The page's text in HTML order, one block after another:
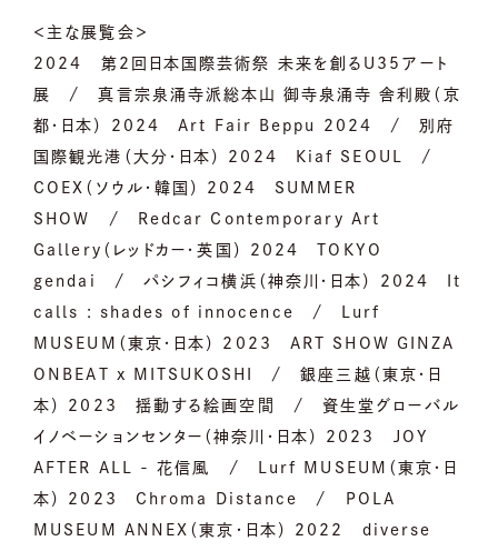
＜主な展覧会＞
2024 第2回日本国際芸術祭 未来を創るU35アート
展 / 真言宗泉涌寺派総本山 御寺泉涌寺 舎利殿（京
都・日本） 2024 Art Fair Beppu 2024 / 別府
国際観光港（大分・日本） 2024 Kiaf SEOUL /
COEX（ソウル・韓国） 2024 SUMMER
SHOW / Redcar Contemporary Art
Gallery（レッドカー・英国） 2024 TOKYO
gendai / パシフィコ横浜（神奈川・日本） 2024 It
calls : shades of innocence / Lurf
MUSEUM（東京・日本） 2023 ART SHOW GINZA
ONBEAT x MITSUKOSHI / 銀座三越（東京・日
本） 2023 揺動する絵画空間 / 資生堂グローバル
イノベーションセンター（神奈川・日本） 2023 JOY
AFTER ALL - 花信風 / Lurf MUSEUM（東京・日
本） 2023 Chroma Distance / POLA
MUSEUM ANNEX（東京・日本） 2022 diverse